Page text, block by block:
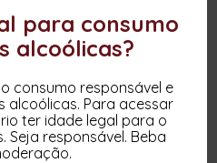
para consumo
alcoólicas?
consumo responsável e
alcoólicas. Para acessar
ter idade legal para o
Seja responsável. Beba